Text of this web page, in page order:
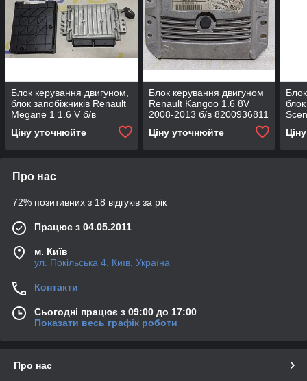
Блок керування двигуном,
блок запобіжників Renault
Megane 1 1.6 V б/в
8200055730 8200029342
Ціну уточнюйте
Блок керування двигуном
Renault Kangoo 1.6 8V
2008-2013 б/в 8200936811
Ціну уточнюйте
Про нас
72% позитивних з 18 відгуків за рік
Працює з 04.05.2011
м. Київ
ул. Покільська 4, Київ, Україна
Контакти
Сьогодні працює з 09:00 до 17:00
Показати весь графік роботи
Про нас